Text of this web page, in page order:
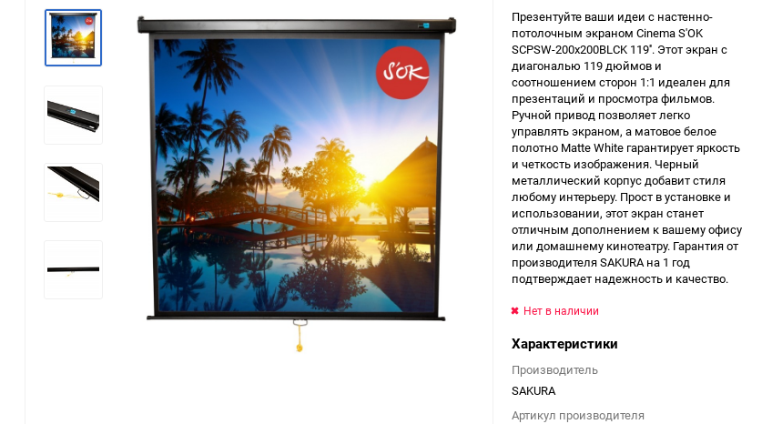
Kyocera Mita
Panasonic
Ricoh
Презентуйте ваши идеи с настенно-
потолочным экраном Cinema S'OK
SCPSW-200x200BLCK 119''. Этот экран с
диагональю 119 дюймов и
соотношением сторон 1:1 идеален для
презентаций и просмотра фильмов.
Ручной привод позволяет легко
управлять экраном, а матовое белое
полотно Matte White гарантирует яркость
и четкость изображения. Черный
металлический корпус добавит стиля
любому интерьеру. Прост в установке и
использовании, этот экран станет
отличным дополнением к вашему офису
или домашнему кинотеатру. Гарантия от
производителя SAKURA на 1 год
подтверждает надежность и качество.
Нет в наличии
Характеристики
Производитель
SAKURA
Артикул производителя